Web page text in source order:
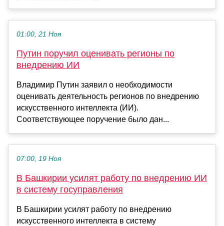
01:00, 21 Ноя
Путин поручил оценивать регионы по
внедрению ИИ
Владимир Путин заявил о необходимости
оценивать деятельность регионов по внедрению
искусственного интеллекта (ИИ).
Соответствующее поручение было дан...
07:00, 19 Ноя
В Башкирии усилят работу по внедрению ИИ
в систему госуправления
В Башкирии усилят работу по внедрению
искусственного интеллекта в систему